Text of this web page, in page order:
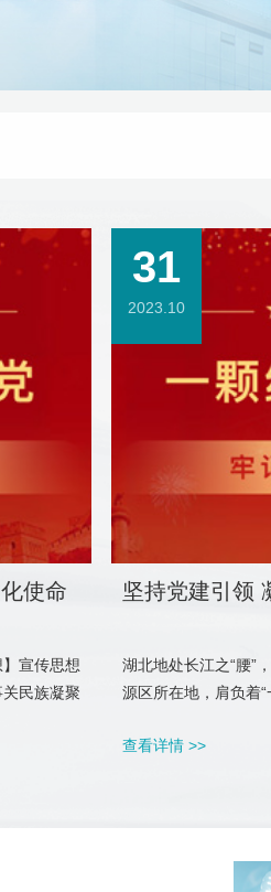
使命
宣传思想
民族凝聚
点上继
31
2023.10
坚持党建引领
湖北地处长江之“腰”
源区所在地，肩负着
式，探索建立跨区域
查看详情 >>